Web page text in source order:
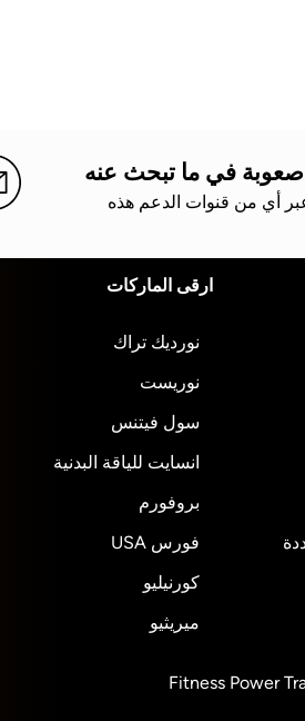
في ما تبحث عنه
أي من قنوات الدعم هذه
ارقى الماركات
نورديك تراك
نوريست
سول فيتنس
انسايت للياقة البدنية
بروفورم
فورس USA
كورنيليو
ميريثيو